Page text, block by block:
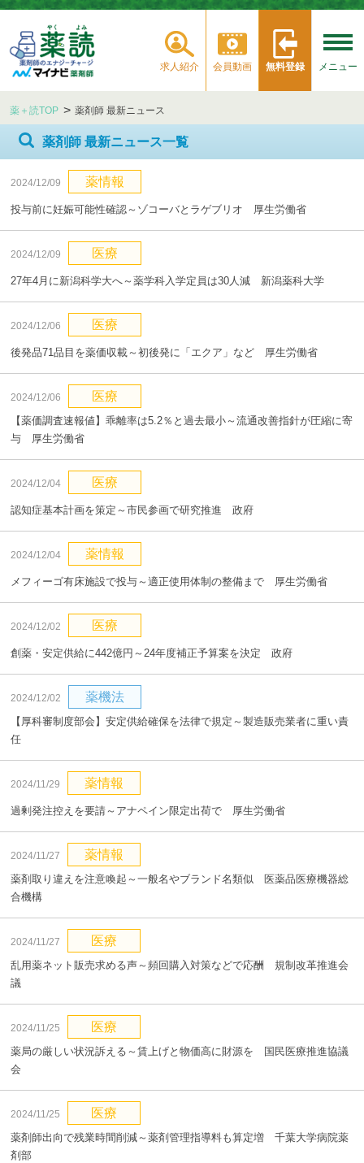
求人紹介 会員動画 無料登録 メニュー
薬＋読TOP 薬剤師 最新ニュース
薬剤師 最新ニュース一覧
2024/12/09 薬情報
投与前に妊娠可能性確認～ゾコーバとラゲブリオ 厚生労働省
2024/12/09 医療
27年4月に新潟科学大へ～薬学科入学定員は30人減 新潟薬科大学
2024/12/06 医療
後発品71品目を薬価収載～初後発に「エクア」など 厚生労働省
2024/12/06 医療
【薬価調査速報値】乖離率は5.2％と過去最小～流通改善指針が圧縮に寄
与 厚生労働省
2024/12/04 医療
認知症基本計画を策定～市民参画で研究推進 政府
2024/12/04 薬情報
メフィーゴ有床施設で投与～適正使用体制の整備まで 厚生労働省
2024/12/02 医療
創薬・安定供給に442億円～24年度補正予算案を決定 政府
2024/12/02 薬機法
【厚科審制度部会】安定供給確保を法律で規定～製造販売業者に重い責
任
2024/11/29 薬情報
過剰発注控えを要請～アナペイン限定出荷で 厚生労働省
2024/11/27 薬情報
薬剤取り違えを注意喚起～一般名やブランド名類似 医薬品医療機器総
合機構
2024/11/27 医療
乱用薬ネット販売求める声～頻回購入対策などで応酬 規制改革推進会
議
2024/11/25 医療
薬局の厳しい状況訴える～賃上げと物価高に財源を 国民医療推進協議
会
2024/11/25 医療
薬剤師出向で残業時間削減～薬剤管理指導料も算定増 千葉大学病院薬
剤部